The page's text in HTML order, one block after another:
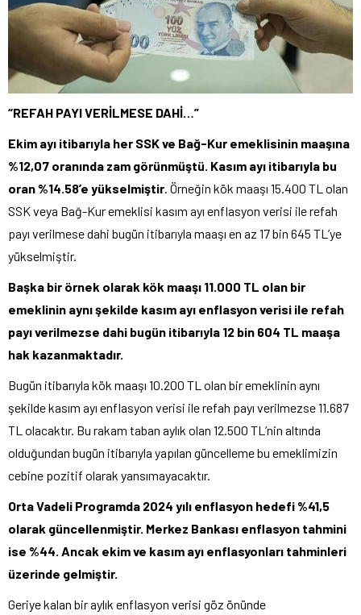
“REFAH PAYI VERİLMESE DAHİ…”
Ekim ayı itibarıyla her SSK ve Bağ-Kur emeklisinin maaşına
%12,07 oranında zam görünmüştü. Kasım ayı itibarıyla bu
oran %14.58’e yükselmiştir. Örneğin kök maaşı 15.400 TL olan
SSK veya Bağ-Kur emeklisi kasım ayı enflasyon verisi ile refah
payı verilmese dahi bugün itibarıyla maaşı en az 17 bin 645 TL’ye
yükselmiştir.
Başka bir örnek olarak kök maaşı 11.000 TL olan bir
emeklinin aynı şekilde kasım ayı enflasyon verisi ile refah
payı verilmezse dahi bugün itibarıyla 12 bin 604 TL maaşa
hak kazanmaktadır.
Bugün itibarıyla kök maaşı 10.200 TL olan bir emeklinin aynı
şekilde kasım ayı enflasyon verisi ile refah payı verilmezse 11.687
TL olacaktır. Bu rakam taban aylık olan 12.500 TL’nin altında
olduğundan bugün itibarıyla yapılan güncelleme bu emeklimizin
cebine pozitif olarak yansımayacaktır.
Orta Vadeli Programda 2024 yılı enflasyon hedefi %41,5
olarak güncellenmiştir. Merkez Bankası enflasyon tahmini
ise %44. Ancak ekim ve kasım ayı enflasyonları tahminleri
üzerinde gelmiştir.
Geriye kalan bir aylık enflasyon verisi göz önünde